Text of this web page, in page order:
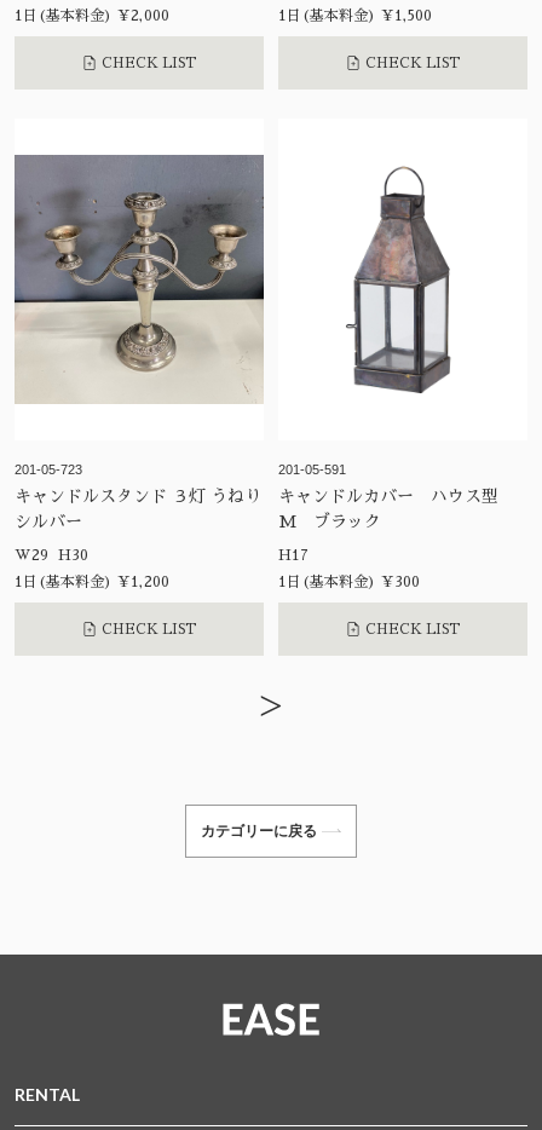
1日(基本料金) ¥2,000
CHECK LIST
1日(基本料金) ¥1,500
CHECK LIST
201-05-723
キャンドルスタンド ３灯 うねり
シルバー
W29 H30
1日(基本料金) ¥1,200
CHECK LIST
201-05-591
キャンドルカバー ハウス型
M ブラック
H17
1日(基本料金) ¥300
CHECK LIST
>
カテゴリーに戻る
RENTAL